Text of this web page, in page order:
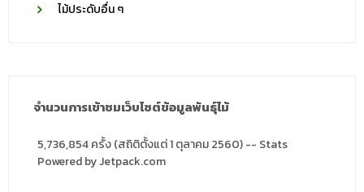
ไม้ประดับอื่น ๆ
จำนวนการเข้าชมเว็บไซต์ข้อมูลพันธุ์ไม้
5,736,854 ครั้ง (สถิติตั้งแต่ 1 ตุลาคม 2560) -- Stats
Powered by Jetpack.com